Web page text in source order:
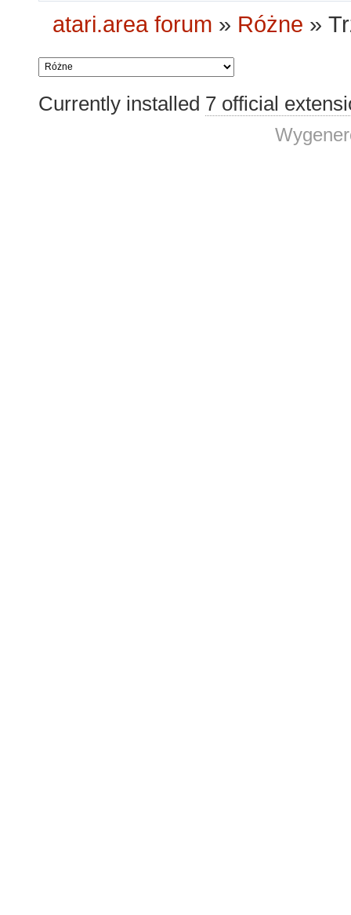
atari.area forum » Różne »
Currently installed 7 official